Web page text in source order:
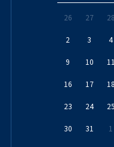
26 27 28
2 3 4
9 10 11
16 17 18
23 24 25
30 31 1